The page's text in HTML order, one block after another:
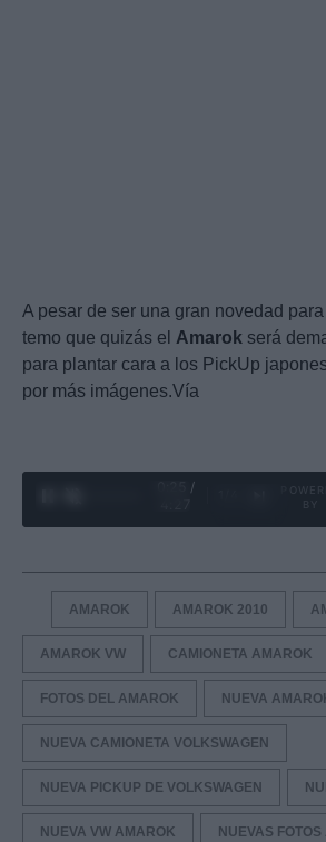
A pesar de ser una gran novedad para
temo que quizás el Amarok será
para plantar cara a los PickUp
por más imágenes.Vía
0:26 /
AMAROK AMAROK 2010
AMAROK VW CAMIONETA AMAROK
FOTOS DEL AMAROK NUEVA
NUEVA CAMIONETA VOLKSWAGEN
NUEVA PICKUP DE VOLKSWAGEN
NUEVA VW AMAROK NUEVAS